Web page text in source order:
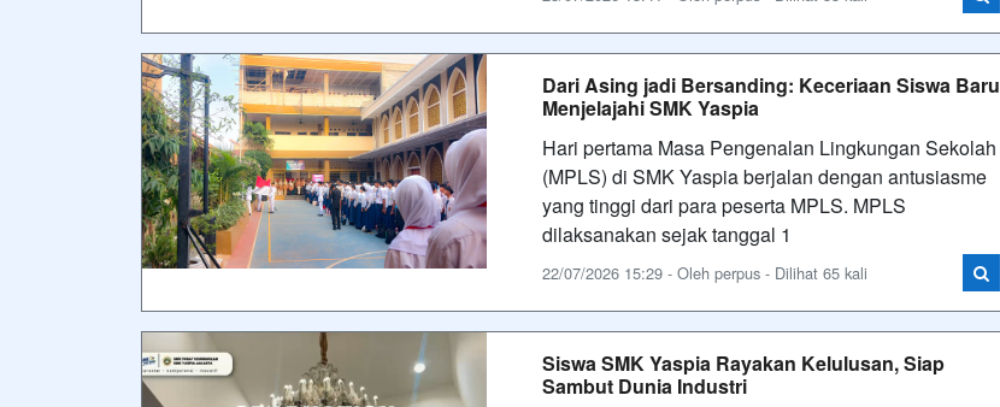
Dari Asing jadi Bersanding: Keceriaan Siswa Baru
Menjelajahi SMK Yaspia
Hari pertama Masa Pengenalan Lingkungan Sekolah
(MPLS) di SMK Yaspia berjalan dengan antusiasme
yang tinggi dari para peserta MPLS. MPLS
dilaksanakan sejak tanggal 1
22/07/2026 15:29 - Oleh perpus - Dilihat 65 kali
Siswa SMK Yaspia Rayakan Kelulusan, Siap
Sambut Dunia Industri